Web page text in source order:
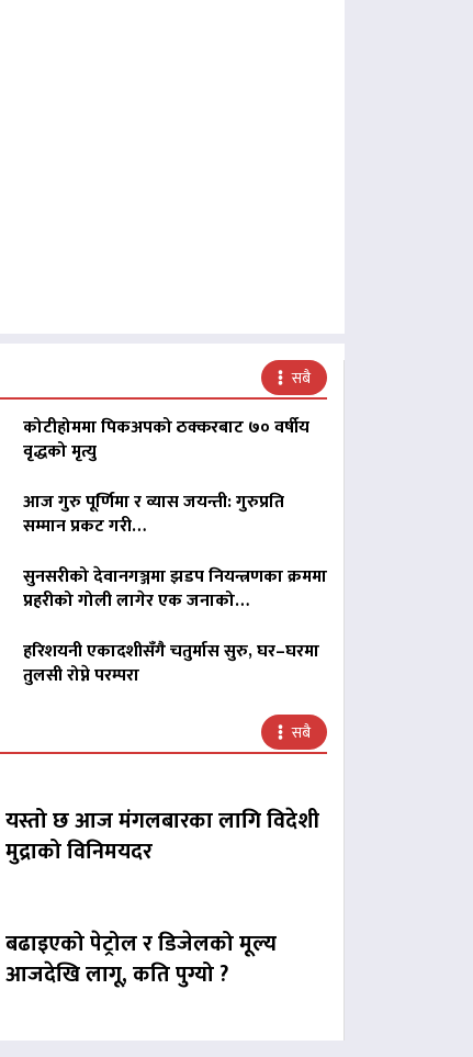
सबै
कोटीहोममा पिकअपको ठक्करबाट ७० वर्षीय
वृद्धको मृत्यु
आज गुरु पूर्णिमा र व्यास जयन्ती: गुरुप्रति
सम्मान प्रकट गरी…
सुनसरीको देवानगञ्जमा झडप नियन्त्रणका क्रममा
प्रहरीको गोली लागेर एक जनाको…
हरिशयनी एकादशीसँगै चतुर्मास सुरु, घर–घरमा
तुलसी रोप्ने परम्परा
सबै
यस्तो छ आज मंगलबारका लागि विदेशी
मुद्राको विनिमयदर
बढाइएको पेट्रोल र डिजेलको मूल्य
आजदेखि लागू, कति पुग्यो ?